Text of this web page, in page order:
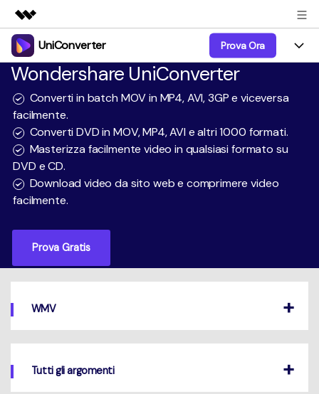
Prodotti in evidenza
Creatività digitale AIGC
Utilità
Business
Panoramica
Soluzione
Chi siamo
Sala stampa
Negozio
UniConverter Prova Ora
Prodotti
UniConverter-Convertitore Video
UniConverter per Windows
UniConverter per Mac
AniSmall-Video Compressor
AniSmall per Desktop
AniSmall per iOS
Funzioni
Video/Audio
Lab AI
Guida
Blog
Comprimere
Convertire MP4
Masterizzare
Informazioni di più
Centro di Supporto
Tutte le informazioni di cui hai bisogno per aiutarti a
utilizzare UniConverter.
Novità
Wondershare UniConverter
Converti in batch MOV in MP4, AVI, 3GP e viceversa
facilmente.
Converti DVD in MOV, MP4, AVI e altri 1000 formati.
Masterizza facilmente video in qualsiasi formato su
DVD e CD.
Download video da sito web e comprimere video
facilmente.
Prova Gratis
WMV
Tutti gli argomenti